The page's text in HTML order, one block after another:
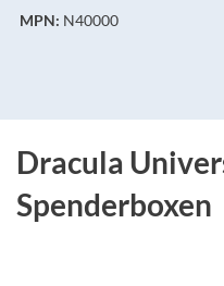
MPN: N40000
Dracula
Spenderboxen